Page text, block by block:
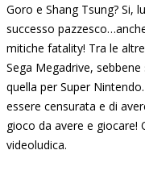
Goro e Shang Tsung? Si,
successo
mitiche fatality! Tra le
Sega Megadrive,
quella per Super
essere censurata e di
gioco da avere e giocare!
videoludica.